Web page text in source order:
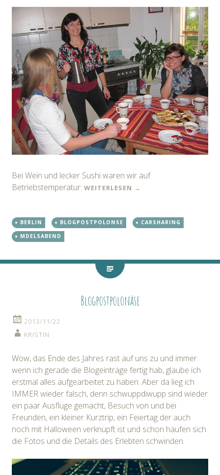
Bei Wein und lecker Sushi waren wir auf
Betriebstemperatur: WEITERLESEN →
BERLIN BLOGPOSTPOLONSE
CARSHARING
MDELSABEND
Blogpostpolonäse
2013/11/22
KRISTIN
Wow, das Ende des Jahres rast auf uns zu und immer
wenn ich gerade die Blogeinträge fertig hab, glaube ich
erstmal alles aufgearbeitet zu haben. Aber da lieg ich
IMMER wieder falsch, denn schwuppdiwupp sind wieder
ein paar Ausflüge gemacht, Besuch von und bei
Freunden, ein kleiner Kurztrip, ein Feiertag der auch
noch mit Halloween verknüpft ist und schon häufen sich
die Fotos und die Details des Erlebten schwinden.